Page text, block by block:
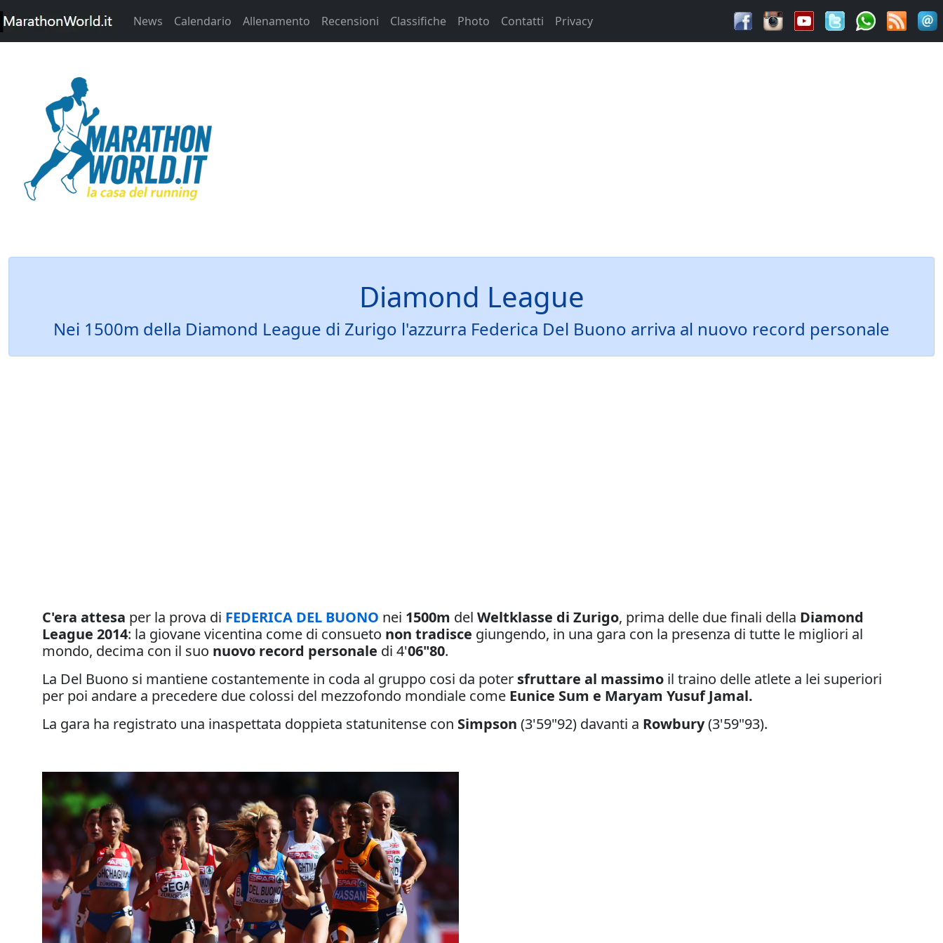
News Calendario Allenamento Recensioni Classifiche Photo Contatti Privacy
Diamond League
Nei 1500m della Diamond League di Zurigo l'azzurra Federica Del Buono arriva al nuovo record personale
C'era attesa per la prova di FEDERICA DEL BUONO nei 1500m del Weltklasse di Zurigo, prima delle due finali della Diamond
League 2014: la giovane vicentina come di consueto non tradisce giungendo, in una gara con la presenza di tutte le migliori al
mondo, decima con il suo nuovo record personale di 4'06"80.
La Del Buono si mantiene costantemente in coda al gruppo cosi da poter sfruttare al massimo il traino delle atlete a lei superiori
per poi andare a precedere due colossi del mezzofondo mondiale come Eunice Sum e Maryam Yusuf Jamal.
La gara ha registrato una inaspettata doppieta statunitense con Simpson (3'59"92) davanti a Rowbury(3'59"93).